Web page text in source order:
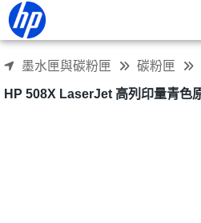
HP 508X LaserJet 高列印量青色
墨水匣與碳粉匣 碳粉匣
HP 508X LaserJet 高列印量青色